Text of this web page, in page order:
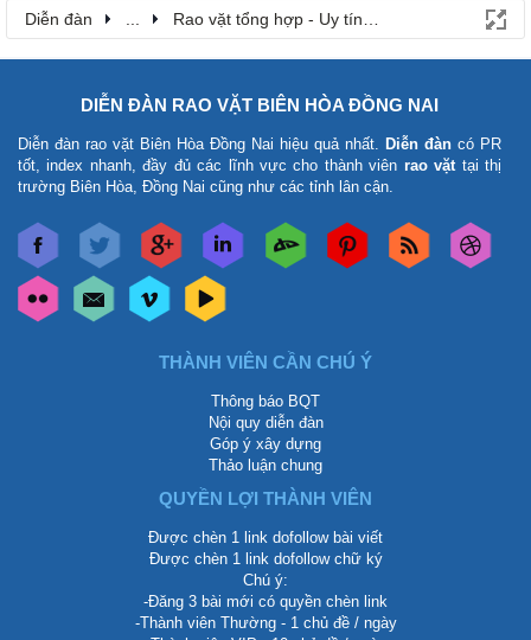
Diễn đàn Rao vặt tổng hợp - Uy tín - Miễn phí
DIỄN ĐÀN RAO VẶT BIÊN HÒA ĐỒNG NAI
Diễn đàn rao vặt Biên Hòa Đồng Nai hiệu quả nhất. Diễn đàn có PR
tốt, index nhanh, đầy đủ các lĩnh vực cho thành viên rao vặt tại thị
trường Biên Hòa, Đồng Nai cũng như các tỉnh lân cận.
THÀNH VIÊN CẦN CHÚ Ý
Thông báo BQT
Nội quy diễn đàn
Góp ý xây dựng
Thảo luận chung
QUYỀN LỢI THÀNH VIÊN
Được chèn 1 link dofollow bài viết
Được chèn 1 link dofollow chữ ký
Chú ý:
-Đăng 3 bài mới có quyền chèn link
-Thành viên Thường - 1 chủ đề / ngày